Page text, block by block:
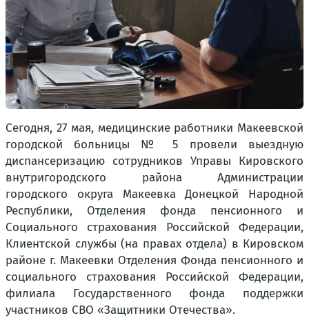
Сегодня, 27 мая, медицинские работники Макеевской
городской больницы № 5 провели выездную
диспансеризацию сотрудников Управы Кировского
внутригородского района Администрации
городского округа Макеевка Донецкой Народной
Республики, Отделения фонда пенсионного и
Социального страхования Российской Федерации,
Клиентской службы (на правах отдела) в Кировском
районе г. Макеевки Отделения Фонда пенсионного и
социального страхования Российской Федерации,
филиала Государственного фонда поддержки
участников СВО «Защитники Отечества».